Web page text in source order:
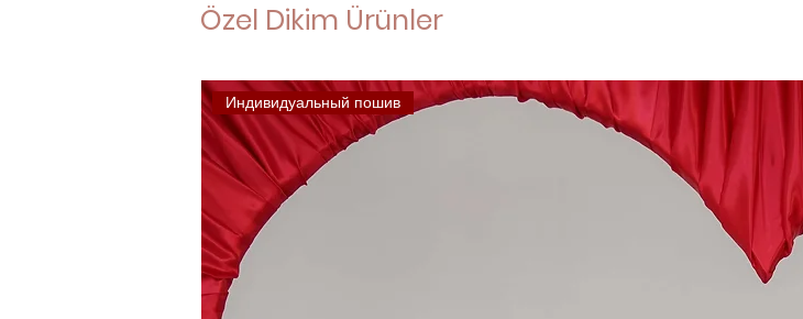
Özel Dikim Ürünler
Индивидуальный пошив